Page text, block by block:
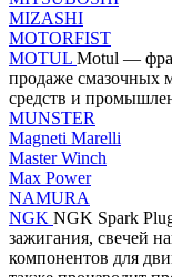
MIZASHI
MOTORFIST
MOTUL Motul —
продаже смазочных
средств и
MUNSTER
Magneti Marelli
Master Winch
Max Power
NAMURA
NGK NGK Spark
зажигания, свечей
компонентов для